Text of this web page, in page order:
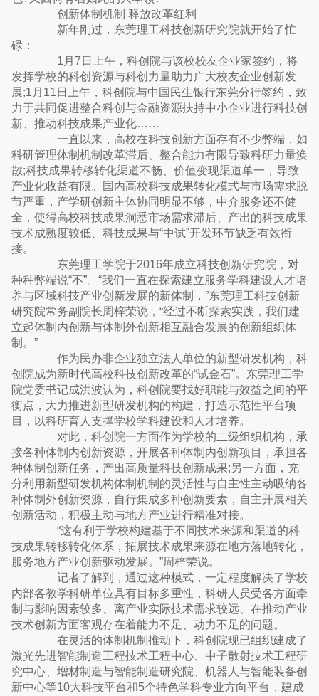
创新体制机制 释放改革红利
新年刚过，东莞理工科技创新研究院就开始了忙
碌：
1月7日上午，科创院与该校校友企业家签约，将
发挥学校的科创资源与科创力量助力广大校友企业创新发
展;1月11日上午，科创院与中国民生银行东莞分行签约，致
力于共同促进整合科创与金融资源扶持中小企业进行科技创
新、推动科技成果产业化……
一直以来，高校在科技创新方面存有不少弊端，如
科研管理体制机制改革滞后、整合能力有限导致科研力量涣
散;科技成果转移转化渠道不畅、价值变现渠道单一，导致
产业化收益有限。国内高校科技成果转化模式与市场需求脱
节严重，产学研创新主体协同明显不够，中介服务还不健
全，使得高校科技成果洞悉市场需求滞后、产出的科技成果
技术成熟度较低、科技成果与“中试”开发环节缺乏有效衔
接。
东莞理工学院于2016年成立科技创新研究院，对
种种弊端说“不”。“我们一直在探索建立服务学科建设人才培
养与区域科技产业创新发展的新体制，”东莞理工科技创新
研究院常务副院长周梓荣说，“经过不断探索实践，我们建
立起体制内创新与体制外创新相互融合发展的创新组织体
制。”
作为民办非企业独立法人单位的新型研发机构，科
创院成为新时代高校科技创新改革的“试金石”。东莞理工学
院党委书记成洪波认为，科创院要找好职能与效益之间的平
衡点，大力推进新型研发机构的构建，打造示范性平台项
目，以科研育人支撑学校学科建设和人才培养。
对此，科创院一方面作为学校的二级组织机构，承
接各种体制内创新资源，开展各种体制内创新项目，承担各
种体制创新任务，产出高质量科技创新成果;另一方面，充
分利用新型研发机构体制机制的灵活性与自主性主动吸纳各
种体制外创新资源，自行集成多种创新要素，自主开展相关
创新活动，积极主动与地方产业进行精准对接。
“这有利于学校构建基于不同技术来源和渠道的科
技成果转移转化体系，拓展技术成果来源在地方落地转化，
服务地方产业创新驱动发展。”周梓荣说。
记者了解到，通过这种模式，一定程度解决了学校
内部各教学科研单位具有目标多重性，科研人员受各方面牵
制与影响因素较多、离产业实际技术需求较远、在推动产业
技术创新方面客观存在着能力不足、动力不足的问题。
在灵活的体制机制推动下，科创院现已组织建成了
激光先进智能制造工程技术工程中心、中子散射技术工程研
究中心、增材制造与智能制造研究院、机器人与智能装备创
新中心等10大科技平台和5个特色学科专业方向平台，建成